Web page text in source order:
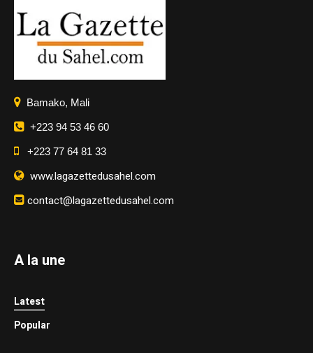
Bamako, Mali
+223 94 53 46 60
+223 77 64 81 33
www.lagazettedusahel.com
contact@lagazettedusahel.com
A la une
Latest
Popular